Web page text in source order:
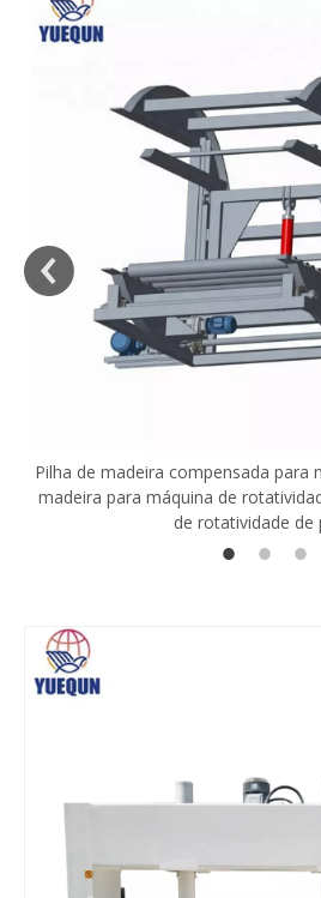
Pilha de madeira compensada para
madeira para máquina de
de rotatividade de